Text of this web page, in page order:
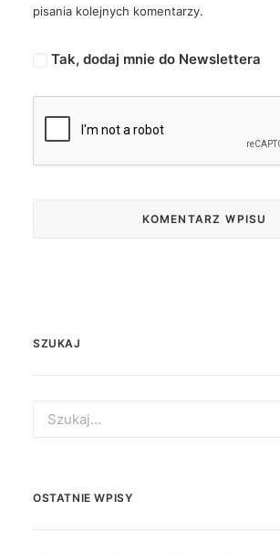
pisania kolejnych komentarzy.
Tak, dodaj mnie do Newslettera
SZUKAJ
for:
OSTATNIE WPISY